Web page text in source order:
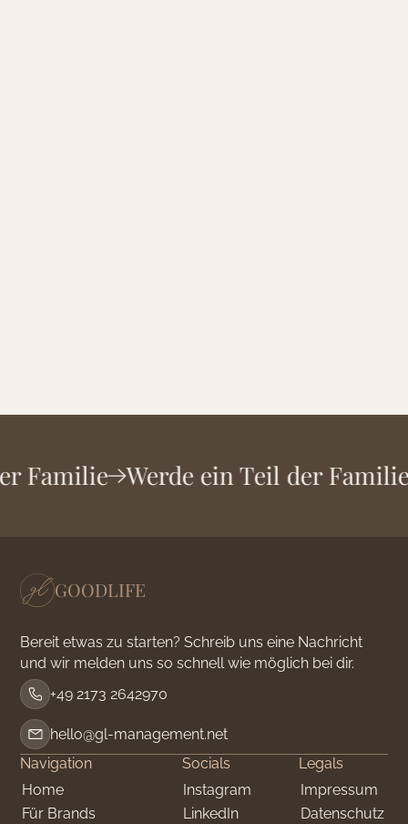
Familie Werde ein Teil der
GOODLIFE
Bereit etwas zu starten? Schreib uns eine Nachricht
und wir melden uns so schnell wie möglich bei dir.
+49 2173 2642970
hello@gl-management.net
Navigation
Home
Für Brands
Socials
Instagram
LinkedIn
Legals
Impressum
Datenschutz